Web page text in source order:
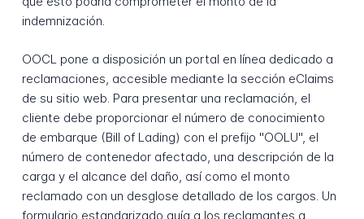
indemnización.
OOCL pone a disposición un portal en línea dedicado a
reclamaciones, accesible mediante la sección eClaims
de su sitio web. Para presentar una reclamación, el
cliente debe proporcionar el número de conocimiento
de embarque (Bill of Lading) con el prefijo "OOLU", el
número de contenedor afectado, una descripción de la
carga y el alcance del daño, así como el monto
reclamado con un desglose detallado de los cargos. Un
formulario estandarizado guía a los reclamantes a